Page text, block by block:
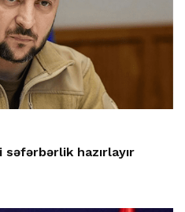
hazırlayır